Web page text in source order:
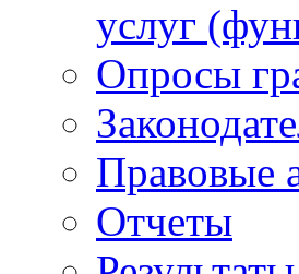
услуг
Опросы
Правовые
Отчеты